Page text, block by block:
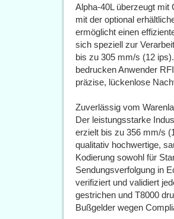
Alpha-40L überzeugt
mit der optional
ermöglicht einen
sich speziell zur
bis zu 305 mm/s (12
bedrucken Anwender
präzise, lückenlose
Zuverlässig vom
Der leistungsstarke
erzielt bis zu 356 mm/s
qualitativ hochwertige,
Kodierung sowohl für
Sendungsverfolgung in
verifiziert und validiert
gestrichen und T8000
Bußgelder wegen